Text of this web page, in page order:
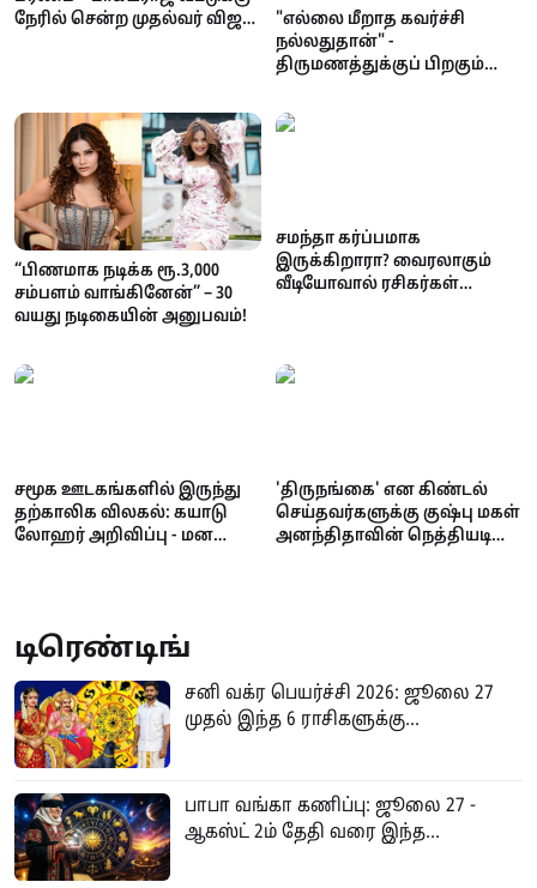
நேரில் சென்ற முதல்வர் விஜய்;
"எல்லை மீறாத கவர்ச்சி
நல்லதுதான்" -
திருமணத்துக்குப் பிறகும்
ரகுல் பிரீத் சிங் பேட்டி
“பிணமாக நடிக்க ரூ.3,000
சம்பளம் வாங்கினேன்” – 30
வயது நடிகையின் அனுபவம்!
சமந்தா கர்ப்பமாக
இருக்கிறாரா? வைரலாகும்
வீடியோவால் ரசிகர்கள்
சமூக ஊடகங்களில் இருந்து
தற்காலிக விலகல்: கயாடு
லோஹர் அறிவிப்பு - மன
'திருநங்கை' என கிண்டல்
செய்தவர்களுக்கு குஷ்பு மகள்
அனந்திதாவின் நெத்தியடி
டிரெண்டிங்
சனி வக்ர பெயர்ச்சி 2026: ஜூலை 27
முதல் இந்த 6 ராசிகளுக்கு...
பாபா வங்கா கணிப்பு: ஜூலை 27 -
ஆகஸ்ட் 2ம் தேதி வரை இந்த...